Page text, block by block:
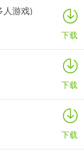
种不同的全新棋牌竞
领取；
富的游戏奖励可以
以直接获取；
鱼和各路的高手进行
场竞技，许多的实
人游戏)
下载
下载
下载